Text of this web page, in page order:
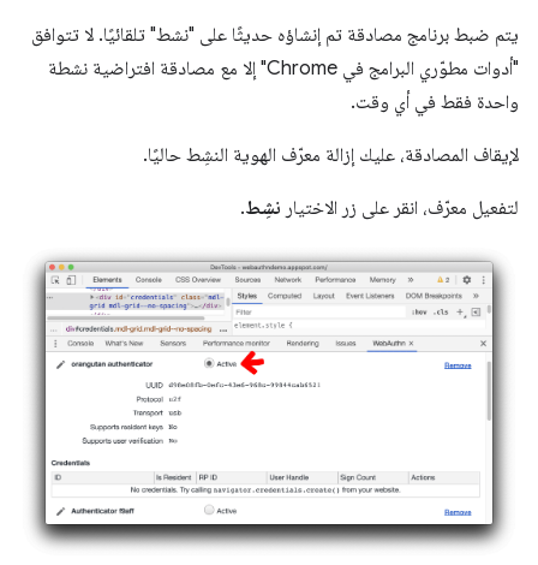
يتم ضبط برنامج مصادقة تم إنشاؤه حديثًا على "نشط" تلقائيًا. لا تتوافق
"أدوات مطوّري البرامج في Chrome" إلا مع مصادقة افتراضية نشطة
واحدة فقط في أي وقت.
لإيقاف المصادقة، عليك إزالة معرّف الهوية النشِط حاليًا.
لتفعيل معرّف، انقر على زر الاختيار نشِط.